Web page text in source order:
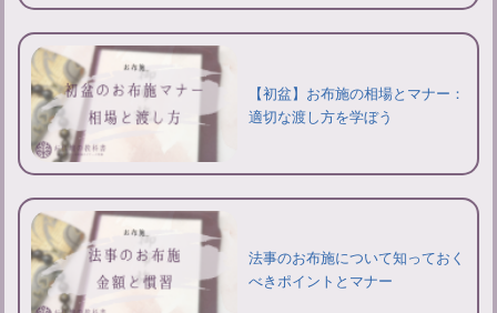
【初盆】お布施の相場とマナー：
適切な渡し方を学ぼう
法事のお布施について知っておく
べきポイントとマナー